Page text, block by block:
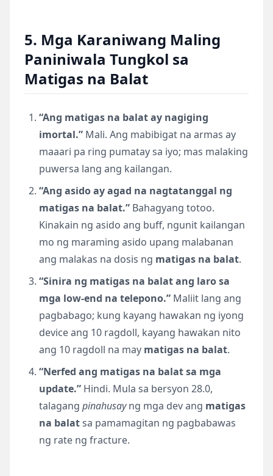
5. Mga Karaniwang Maling
Paniniwala Tungkol sa
Matigas na Balat
“Ang matigas na balat ay nagiging
imortal.” Mali. Ang mabibigat na armas ay
maaari pa ring pumatay sa iyo; mas malaking
puwersa lang ang kailangan.
“Ang asido ay agad na nagtatanggal ng
matigas na balat.” Bahagyang totoo.
Kinakain ng asido ang buff, ngunit kailangan
mo ng maraming asido upang malabanan
ang malakas na dosis ng matigas na balat.
“Sinira ng matigas na balat ang laro sa
mga low-end na telepono.” Maliit lang ang
pagbabago; kung kayang hawakan ng iyong
device ang 10 ragdoll, kayang hawakan nito
ang 10 ragdoll na may matigas na balat.
“Nerfed ang matigas na balat sa mga
update.” Hindi. Mula sa bersyon 28.0,
talagang pinahusayng mga dev ang matigas
na balatsa pamamagitan ng pagbabawas
ng rate ng fracture.